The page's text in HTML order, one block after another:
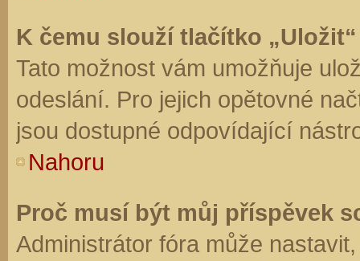
K čemu slouží tlačítko
Tato možnost vám umožňuje
odeslání. Pro jejich opětovné
jsou dostupné odpovídající
Nahoru
Proč musí být můj příspěvek
Administrátor fóra může